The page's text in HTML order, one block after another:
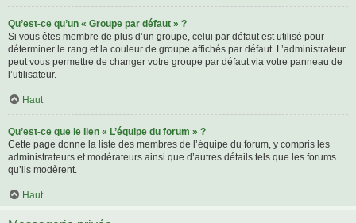
Qu’est-ce qu’un « Groupe par défaut » ?
Si vous êtes membre de plus d’un groupe, celui par défaut est utilisé pour
déterminer le rang et la couleur de groupe affichés par défaut. L’administrateur
peut vous permettre de changer votre groupe par défaut via votre panneau de
l’utilisateur.
Haut
Qu’est-ce que le lien « L’équipe du forum » ?
Cette page donne la liste des membres de l’équipe du forum, y compris les
administrateurs et modérateurs ainsi que d’autres détails tels que les forums
qu’ils modèrent.
Haut